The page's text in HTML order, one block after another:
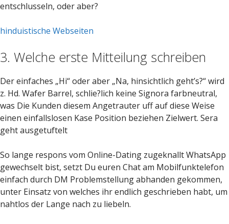
entschlusseln, oder aber?
hinduistische Webseiten
3. Welche erste Mitteilung schreiben
Der einfaches „Hi“ oder aber „Na, hinsichtlich geht’s?“ wird
z. Hd. Wafer Barrel, schlie?lich keine Signora farbneutral,
was Die Kunden diesem Angetrauter uff auf diese Weise
einen einfallslosen Kase Position beziehen Zielwert. Sera
geht ausgetuftelt
So lange respons vom Online-Dating zugeknallt WhatsApp
gewechselt bist, setzt Du euren Chat am Mobilfunktelefon
einfach durch DM Problemstellung abhanden gekommen,
unter Einsatz von welches ihr endlich geschrieben habt, um
nahtlos der Lange nach zu liebeln.